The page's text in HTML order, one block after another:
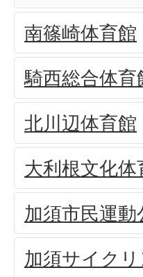
南篠崎体育館
騎西総合体育
北川辺体育館
大利根文化体
加須市民運動
加須サイク